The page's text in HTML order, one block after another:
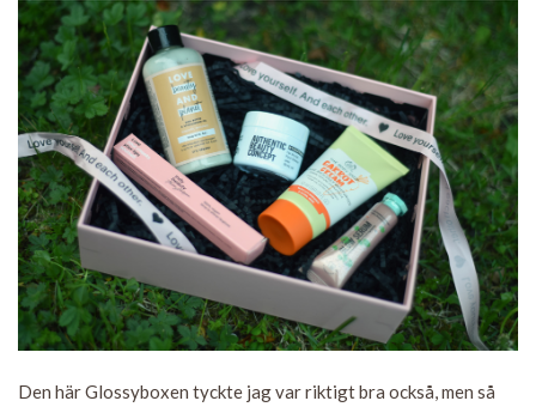
Den här Glossyboxen tyckte jag var riktigt bra också, men så